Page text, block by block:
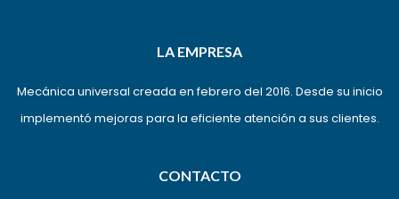
LA EMPRESA
Mecánica universal creada en febrero del 2016. Desde su inicio
implementó mejoras para la eficiente atención a sus clientes.
CONTACTO